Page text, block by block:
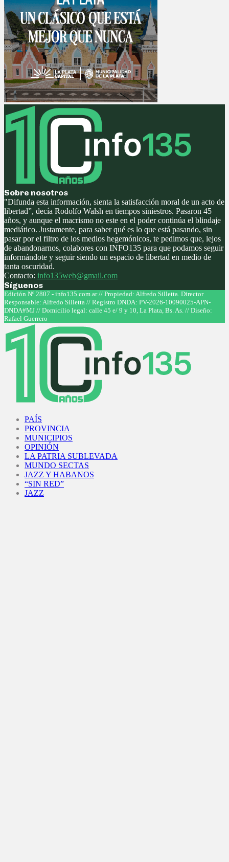
Sobre nosotros
"Difunda esta información, sienta la satisfacción moral de un acto de
libertad”, decía Rodolfo Walsh en tiempos siniestros. Pasaron 45
años, y aunque el macrismo no este en el poder continúa el blindaje
mediático. Justamente, para saber qué es lo que está pasando, sin
pasar por el filtro de los medios hegemónicos, te pedimos que, lejos
de abandonarnos, colabores con INFO135 para que podamos seguir
informándote y seguir siendo un espacio de libertad en medio de
tanta oscuridad.
Contacto: info135web@gmail.com
Síguenos
Facebook
Twitter
Instagram
Youtube
Edición Nº 2807 - info135.com.ar // Propiedad: Alfredo Silletta. Director
Responsable: Alfredo Silletta // Registro DNDA: PV-2026-10090025-APN-
DNDA#MJ // Domicilio legal: calle 45 e/ 9 y 10, La Plata, Bs. As. // Diseño:
Rafael Guerrero
PAÍS
PROVINCIA
MUNICIPIOS
OPINIÓN
LA PATRIA SUBLEVADA
MUNDO SECTAS
JAZZ Y HABANOS
“SIN RED”
JAZZ